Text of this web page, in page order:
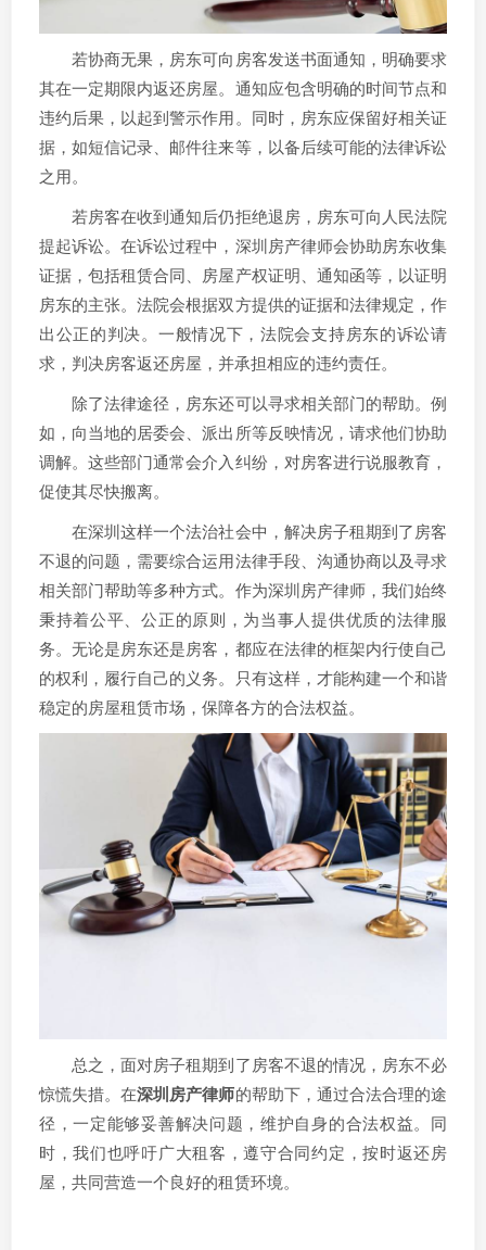
若协商无果，房东可向房客发送书面通知，明确要求
其在一定期限内返还房屋。通知应包含明确的时间节点和
违约后果，以起到警示作用。同时，房东应保留好相关证
据，如短信记录、邮件往来等，以备后续可能的法律诉讼
之用。
若房客在收到通知后仍拒绝退房，房东可向人民法院
提起诉讼。在诉讼过程中，深圳房产律师会协助房东收集
证据，包括租赁合同、房屋产权证明、通知函等，以证明
房东的主张。法院会根据双方提供的证据和法律规定，作
出公正的判决。一般情况下，法院会支持房东的诉讼请
求，判决房客返还房屋，并承担相应的违约责任。
除了法律途径，房东还可以寻求相关部门的帮助。例
如，向当地的居委会、派出所等反映情况，请求他们协助
调解。这些部门通常会介入纠纷，对房客进行说服教育，
促使其尽快搬离。
在深圳这样一个法治社会中，解决房子租期到了房客
不退的问题，需要综合运用法律手段、沟通协商以及寻求
相关部门帮助等多种方式。作为深圳房产律师，我们始终
秉持着公平、公正的原则，为当事人提供优质的法律服
务。无论是房东还是房客，都应在法律的框架内行使自己
的权利，履行自己的义务。只有这样，才能构建一个和谐
稳定的房屋租赁市场，保障各方的合法权益。
总之，面对房子租期到了房客不退的情况，房东不必
惊慌失措。在深圳房产律师的帮助下，通过合法合理的途
径，一定能够妥善解决问题，维护自身的合法权益。同
时，我们也呼吁广大租客，遵守合同约定，按时返还房
屋，共同营造一个良好的租赁环境。